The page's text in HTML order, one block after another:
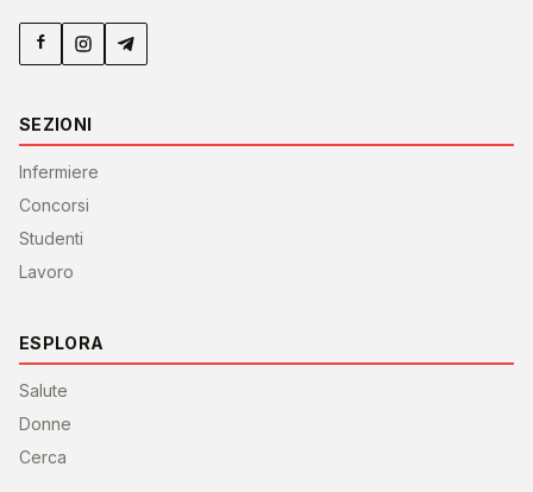
SEZIONI
Infermiere
Concorsi
Studenti
Lavoro
ESPLORA
Salute
Donne
Cerca